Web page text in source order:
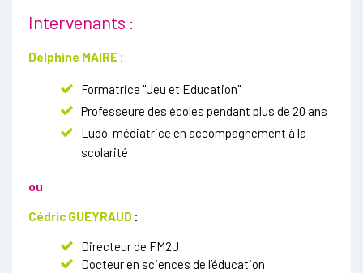
Intervenants :
Delphine MAIRE :
Formatrice "Jeu et Education"
Professeure des écoles pendant plus de 20 ans
Ludo-médiatrice en accompagnement à la
scolarité
ou
Cédric GUEYRAUD :
Directeur de FM2J
Docteur en sciences de l’éducation